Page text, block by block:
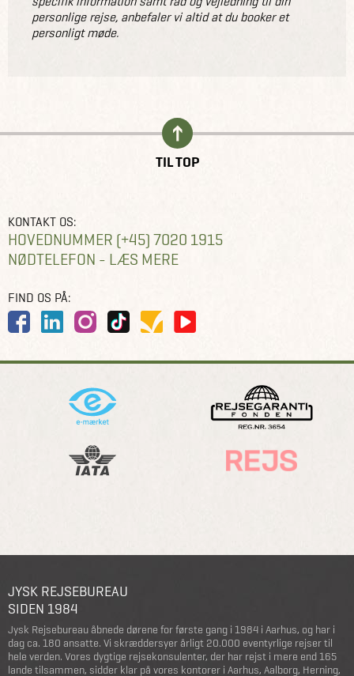
personlige rejse, anbefaler vi altid at du booker et
personligt møde.
TIL TOP
KONTAKT OS:
HOVEDNUMMER (+45) 7020 1915
NØDTELEFON - LÆS MERE
FIND OS PÅ:
JYSK REJSEBUREAU
SIDEN 1984
Jysk Rejsebureau åbnede dørene for første gang i 1984 i Aarhus, og har i
dag ca. 180 ansatte. Vi skræddersyer årligt 20.000 eventyrlige rejser til
hele verden. Vores dygtige rejsekonsulenter, der har rejst i mere end 165
lande tilsammen, sidder klar på vores kontorer i Aarhus, Aalborg, Herning,